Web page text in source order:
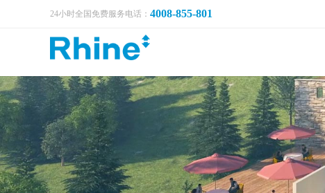
24小时全国免费服务电话： 4008-855-801